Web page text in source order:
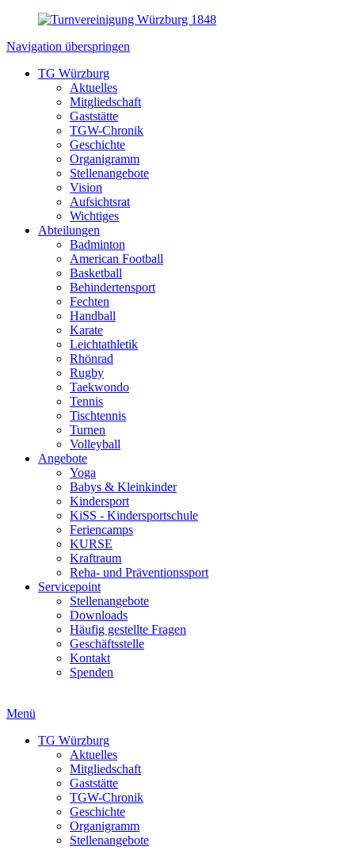
Navigation überspringen
TG Würzburg
Aktuelles
Mitgliedschaft
Gaststätte
TGW-Chronik
Geschichte
Organigramm
Stellenangebote
Vision
Aufsichtsrat
Wichtiges
Abteilungen
Badminton
American Football
Basketball
Behindertensport
Fechten
Handball
Karate
Leichtathletik
Rhönrad
Rugby
Taekwondo
Tennis
Tischtennis
Turnen
Volleyball
Angebote
Yoga
Babys & Kleinkinder
Kindersport
KiSS - Kindersportschule
Feriencamps
KURSE
Kraftraum
Reha- und Präventionssport
Servicepoint
Stellenangebote
Downloads
Häufig gestellte Fragen
Geschäftsstelle
Kontakt
Spenden
Menü
TG Würzburg
Aktuelles
Mitgliedschaft
Gaststätte
TGW-Chronik
Geschichte
Organigramm
Stellenangebote